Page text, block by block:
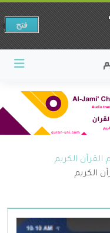
القرآن الكريم
الكريم
فتح